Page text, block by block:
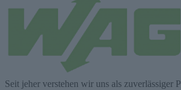
Seit jeher verstehen wir uns als zuverlässiger